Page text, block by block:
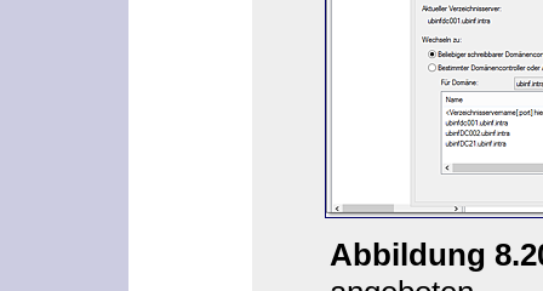
Abbildung